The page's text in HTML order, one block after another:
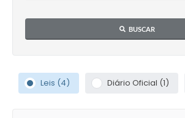
BUSCAR
Leis (4) Diário Oficial (1)